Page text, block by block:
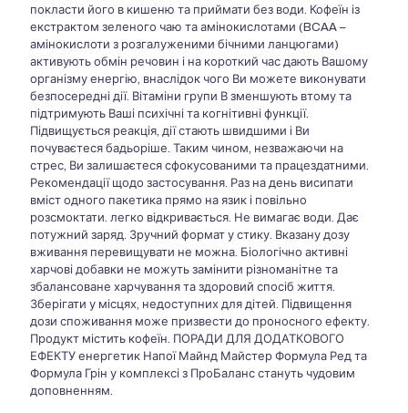
покласти його в кишеню та приймати без води. Кофеїн із
екстрактом зеленого чаю та амінокислотами (BCAA –
амінокислоти з розгалуженими бічними ланцюгами)
активують обмін речовин і на короткий час дають Вашому
організму енергію, внаслідок чого Ви можете виконувати
безпосередні дії. Вітаміни групи В зменшують втому та
підтримують Ваші психічні та когнітивні функції.
Підвищується реакція, дії стають швидшими і Ви
почуваєтеся бадьоріше. Таким чином, незважаючи на
стрес, Ви залишаєтеся сфокусованими та працездатними.
Рекомендації щодо застосування. Раз на день висипати
вміст одного пакетика прямо на язик і повільно
розсмоктати. легко відкривається. Не вимагає води. Дає
потужний заряд. Зручний формат у стику. Вказану дозу
вживання перевищувати не можна. Біологічно активні
харчові добавки не можуть замінити різноманітне та
збалансоване харчування та здоровий спосіб життя.
Зберігати у місцях, недоступних для дітей. Підвищення
дози споживання може призвести до проносного ефекту.
Продукт містить кофеїн. ПОРАДИ ДЛЯ ДОДАТКОВОГО
ЕФЕКТУ енергетик Напої Майнд Майстер Формула Ред та
Формула Грін у комплексі з ПроБаланс стануть чудовим
доповненням.